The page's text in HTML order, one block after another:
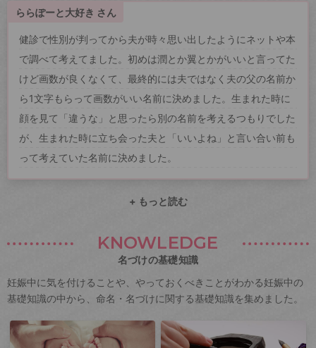
ららぽーと大好き さん
健診で性別が判ってから夫が時々思い出したようにネットや本
で調べて考えてました。初めは潤とか翼とかがいいと言ってた
けど画数が良くなくて、最終的には夫ではなく夫の父の名前か
ら1文字もらって画数がいい名前に決めました。生まれた時に
顔を見て「違うな」と思ったら別の名前を考えるつもりでした
が、生まれた時に立ち会った夫と「いいよね」と言い合い前も
って考えていた名前に決めました。
+ もっと読む
KNOWLEDGE
名づけの基礎知識
妊娠中に気を付けることや、やっておくべきことがわかる妊娠中の
基礎知識の中から、命名・名づけに関する基礎知識を集めました。